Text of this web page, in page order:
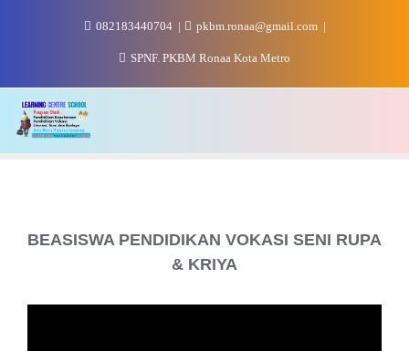
082183440704 pkbm.ronaa@gmail.com
SPNF. PKBM Ronaa Kota Metro
BEASISWA PENDIDIKAN VOKASI SENI RUPA
& KRIYA